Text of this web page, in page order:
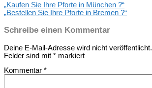
„Kaufen Sie Ihre Pforte in München ?“
„Bestellen Sie Ihre Pforte in Bremen ?“
Schreibe einen Kommentar
Deine E-Mail-Adresse wird nicht veröffentlicht.
Felder sind mit * markiert
Kommentar *